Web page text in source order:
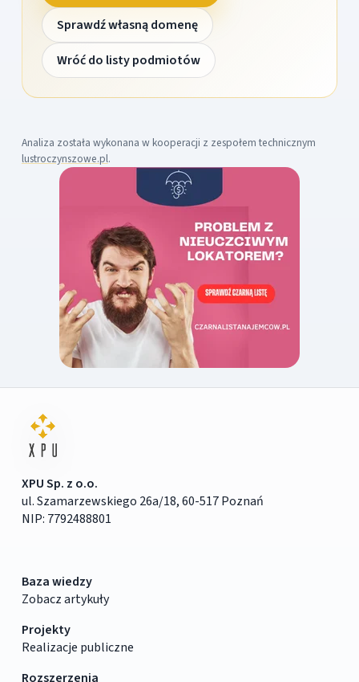
Sprawdź własną domenę
Wróć do listy podmiotów
Analiza została wykonana w kooperacji z zespołem technicznym
lustroczynszowe.pl.
XPU Sp. z o.o.
ul. Szamarzewskiego 26a/18, 60-517 Poznań
NIP: 7792488801
Baza wiedzy
Zobacz artykuły
Projekty
Realizacje publiczne
Rozszerzenia